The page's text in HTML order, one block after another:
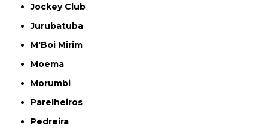
Jockey Club
Jurubatuba
M'Boi Mirim
Moema
Morumbi
Parelheiros
Pedreira